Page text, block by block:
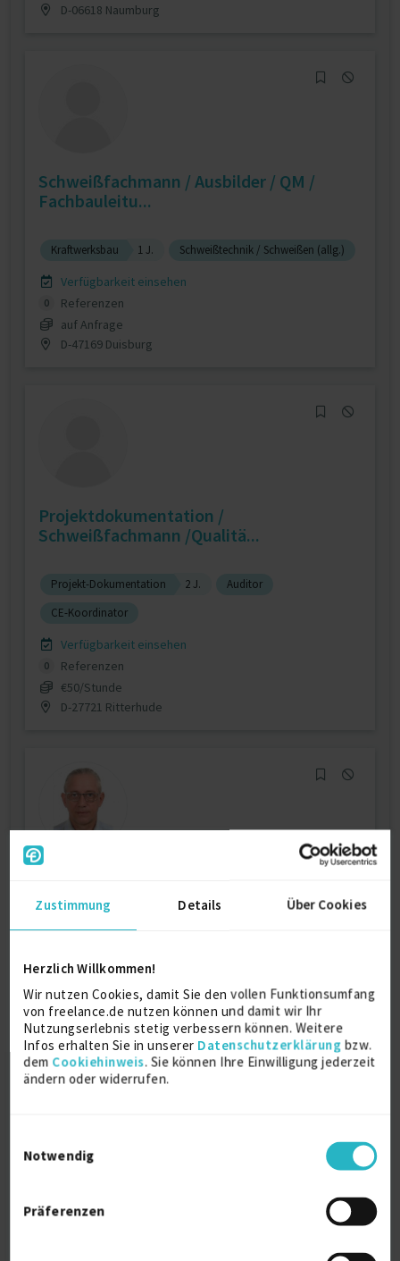
Zustimmung Details Über Cookies
Herzlich Willkommen!
Wir nutzen Cookies, damit Sie den vollen Funktionsumfang
von freelance.de nutzen können und damit wir Ihr
Nutzungserlebnis stetig verbessern können. Weitere
Infos erhalten Sie in unserer Datenschutzerklärung bzw.
dem Cookiehinweis. Sie können Ihre Einwilligung jederzeit
ändern oder widerrufen.
Notwendig
Präferenzen
D-06618 Naumburg
Schweißfachmann / Ausbilder / QM /
Fachbauleitu...
Kraftwerksbau 1 J. Schweißtechnik / Schweißen (allg.)
Verfügbarkeit einsehen
0
Referenzen
auf Anfrage
D-47169 Duisburg
Projektdokumentation /
Schweißfachmann /Qualitä...
Projekt-Dokumentation 2 J.
Auditor
CE-Koordinator
Verfügbarkeit einsehen
0
Referenzen
€50/Stunde
D-27721 Ritterhude
und Ter...
Schweißtechnik / Schweißen (allg.)
Verfügbarkeit einsehen
0
Referenzen
auf Anfrage
D-88273 Fronhofen